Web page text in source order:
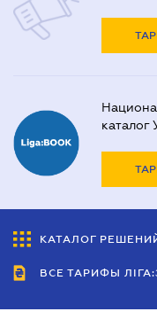
каталог
КАТАЛОГ
ВСЕ ТАРИФЫ